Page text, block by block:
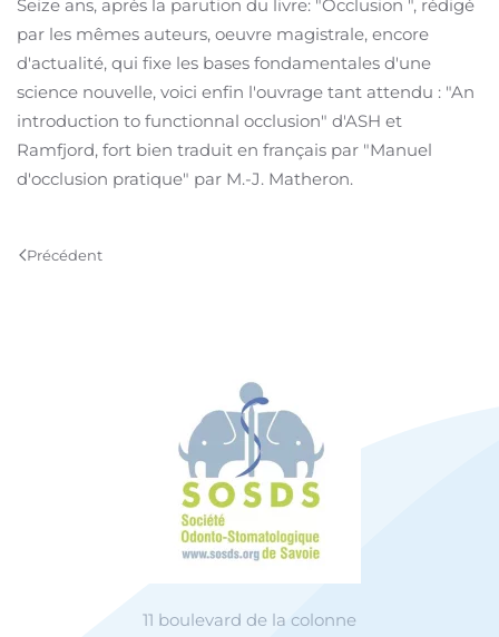
Seize ans, après la parution du livre: "Occlusion ", rédigé
par les mêmes auteurs, oeuvre magistrale, encore
d'actualité, qui fixe les bases fondamentales d'une
science nouvelle, voici enfin l'ouvrage tant attendu : "An
introduction to functionnal occlusion" d'ASH et
Ramfjord, fort bien traduit en français par "Manuel
d'occlusion pratique" par M.-J. Matheron.
Précédent
11 boulevard de la colonne